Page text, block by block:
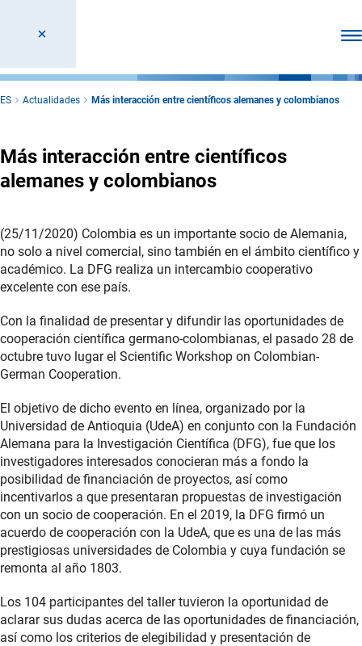
ES Actualidades Más interacción entre científicos alemanes y colombianos
Más interacción entre científicos
alemanes y colombianos
(25/11/2020) Colombia es un importante socio de Alemania,
no solo a nivel comercial, sino también en el ámbito científico y
académico. La DFG realiza un intercambio cooperativo
excelente con ese país.
Con la finalidad de presentar y difundir las oportunidades de
cooperación científica germano-colombianas, el pasado 28 de
octubre tuvo lugar el Scientific Workshop on Colombian-
German Cooperation.
El objetivo de dicho evento en línea, organizado por la
Universidad de Antioquia (UdeA) en conjunto con la Fundación
Alemana para la Investigación Científica (DFG), fue que los
investigadores interesados conocieran más a fondo la
posibilidad de financiación de proyectos, así como
incentivarlos a que presentaran propuestas de investigación
con un socio de cooperación. En el 2019, la DFG firmó un
acuerdo de cooperación con la UdeA, que es una de las más
prestigiosas universidades de Colombia y cuya fundación se
remonta al año 1803.
Los 104 participantes del taller tuvieron la oportunidad de
aclarar sus dudas acerca de las oportunidades de financiación,
así como los criterios de elegibilidad y presentación de